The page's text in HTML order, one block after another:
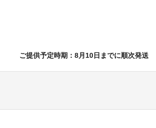
ご提供予定時期：8月10日までに順次発送